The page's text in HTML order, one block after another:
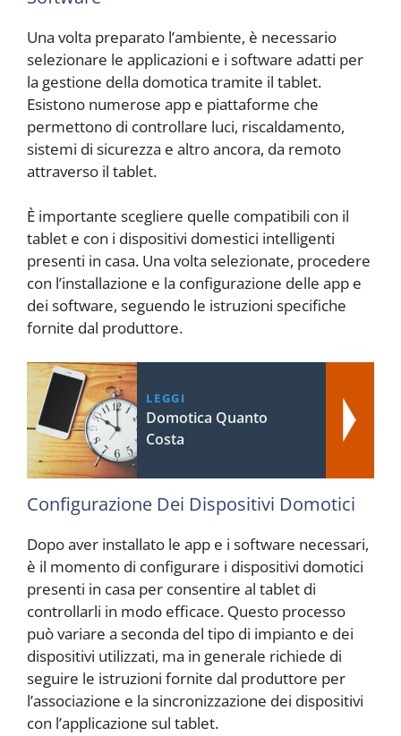
Una volta preparato l’ambiente, è necessario
selezionare le applicazioni e i software adatti per
la gestione della domotica tramite il tablet.
Esistono numerose app e piattaforme che
permettono di controllare luci, riscaldamento,
sistemi di sicurezza e altro ancora, da remoto
attraverso il tablet.
È importante scegliere quelle compatibili con il
tablet e con i dispositivi domestici intelligenti
presenti in casa. Una volta selezionate, procedere
con l’installazione e la configurazione delle app e
dei software, seguendo le istruzioni specifiche
fornite dal produttore.
LEGGI
Domotica Quanto
Costa
Configurazione Dei Dispositivi Domotici
Dopo aver installato le app e i software necessari,
è il momento di configurare i dispositivi domotici
presenti in casa per consentire al tablet di
controllarli in modo efficace. Questo processo
può variare a seconda del tipo di impianto e dei
dispositivi utilizzati, ma in generale richiede di
seguire le istruzioni fornite dal produttore per
l’associazione e la sincronizzazione dei dispositivi
con l’applicazione sul tablet.